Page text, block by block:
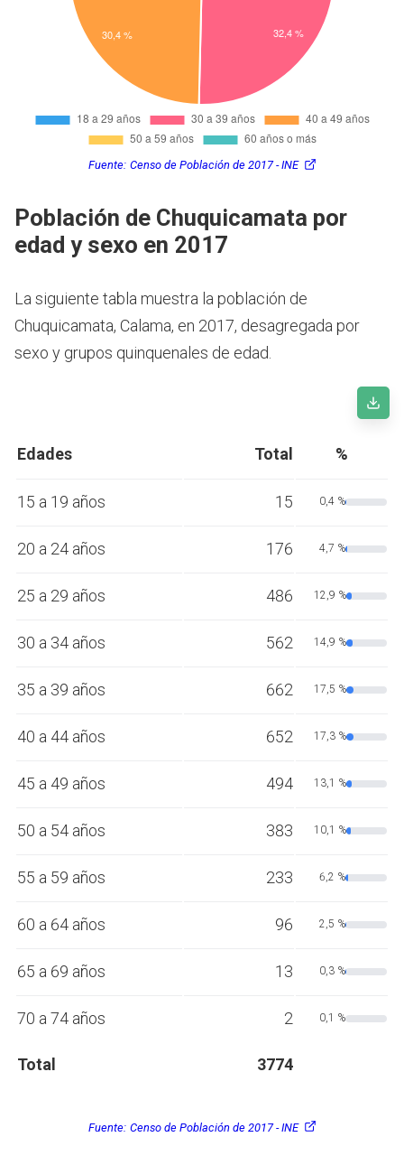
Fuente: Censo de Población de 2017 - INE
Población de Chuquicamata por
edad y sexo en 2017
La siguiente tabla muestra la población de
Chuquicamata, Calama, en 2017, desagregada por
sexo y grupos quinquenales de edad.
Edades Total %
15 a 19 años 15 0,4 %
20 a 24 años 176 4,7 %
25 a 29 años 486 12,9 %
30 a 34 años 562 14,9 %
35 a 39 años 662 17,5 %
40 a 44 años 652 17,3 %
45 a 49 años 494 13,1 %
50 a 54 años 383 10,1 %
55 a 59 años 233 6,2 %
60 a 64 años 96 2,5 %
65 a 69 años 13 0,3 %
70 a 74 años 2 0,1 %
Total 3774
Fuente: Censo de Población de 2017 - INE